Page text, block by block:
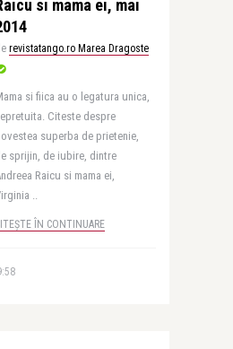
si mama ei, mai
revistatango.ro Marea Dragoste
si fiica au o legatura unica,
Citeste despre
superba de prietenie,
sprijin, de iubire, dintre
Raicu si mama ei,
..
ÎN CONTINUARE